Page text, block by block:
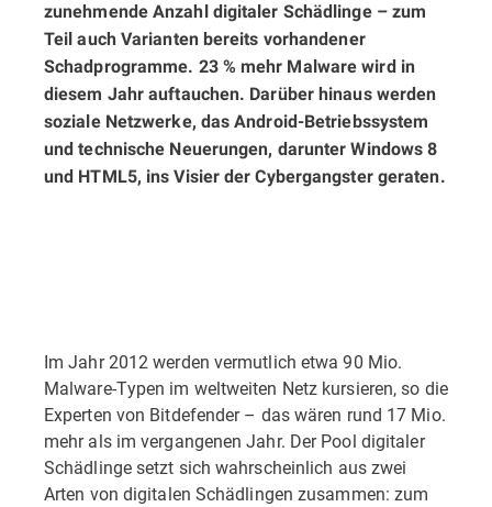
zunehmende Anzahl digitaler Schädlinge – zum
Teil auch Varianten bereits vorhandener
Schadprogramme. 23 % mehr Malware wird in
diesem Jahr auftauchen. Darüber hinaus werden
soziale Netzwerke, das Android-Betriebssystem
und technische Neuerungen, darunter Windows 8
und HTML5, ins Visier der Cybergangster geraten.
Im Jahr 2012 werden vermutlich etwa 90 Mio.
Malware-Typen im weltweiten Netz kursieren, so die
Experten von Bitdefender – das wären rund 17 Mio.
mehr als im vergangenen Jahr. Der Pool digitaler
Schädlinge setzt sich wahrscheinlich aus zwei
Arten von digitalen Schädlingen zusammen: zum